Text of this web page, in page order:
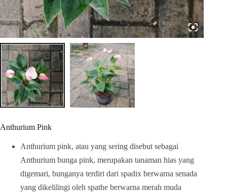
Anthurium Pink
Anthurium pink, atau yang sering disebut sebagai
Anthurium bunga pink, merupakan tanaman hias yang
digemari, bunganya terdiri dari spadix berwarna senada
yang dikelilingi oleh spathe berwarna merah muda